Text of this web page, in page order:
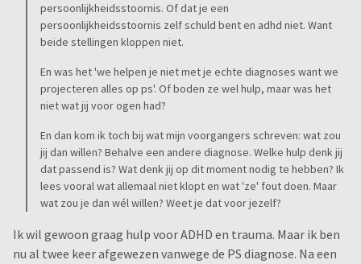
persoonlijkheidsstoornis. Of dat je een
persoonlijkheidsstoornis zelf schuld bent en adhd niet. Want
beide stellingen kloppen niet.
En was het 'we helpen je niet met je echte diagnoses want we
projecteren alles op ps'. Of boden ze wel hulp, maar was het
niet wat jij voor ogen had?
En dan kom ik toch bij wat mijn voorgangers schreven: wat zou
jij dan willen? Behalve een andere diagnose. Welke hulp denk jij
dat passend is? Wat denk jij op dit moment nodig te hebben? Ik
lees vooral wat allemaal niet klopt en wat 'ze' fout doen. Maar
wat zou je dan wél willen? Weet je dat voor jezelf?
Ik wil gewoon graag hulp voor ADHD en trauma. Maar ik ben
nu al twee keer afgewezen vanwege de PS diagnose. Na een